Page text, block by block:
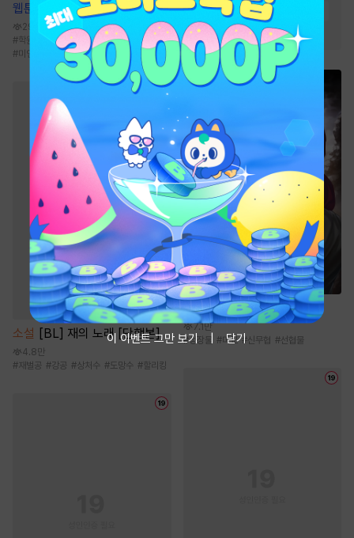
웹툰 모두에게 친절한 너는 왜
29.7만
#학원/캠퍼스 #짝사랑 #다정수
다정공
#미인수
소설 [BL] 재의 노래 [단행본]
4.8만
# 재벌공 #강공 #상처수 #도망수 #할리킹
#츤데레수 #동거
#
친구 # 미인수
소설 선자
7.1만
#성장물 #마교 #신무협 #선협물
이 이벤트 그만 보기 닫기